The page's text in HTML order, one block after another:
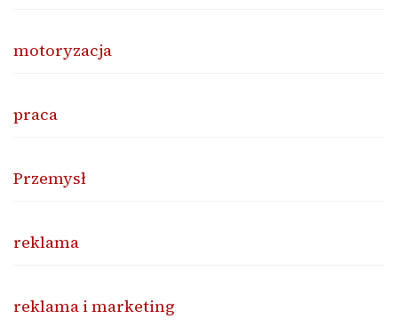
motoryzacja
praca
Przemysł
reklama
reklama i marketing